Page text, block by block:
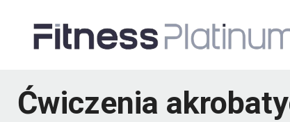
Ćwiczenia